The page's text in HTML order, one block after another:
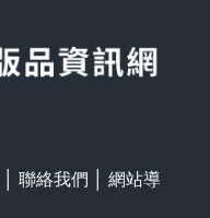
聯絡我們
網站導